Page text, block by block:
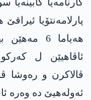
کارنامەیا
پارلامەنتۆیا
هەیاما 6
ئاڤاهیێن ل
ڤالاکرن و رەوشا
ئەولەهیێ دە وەرە